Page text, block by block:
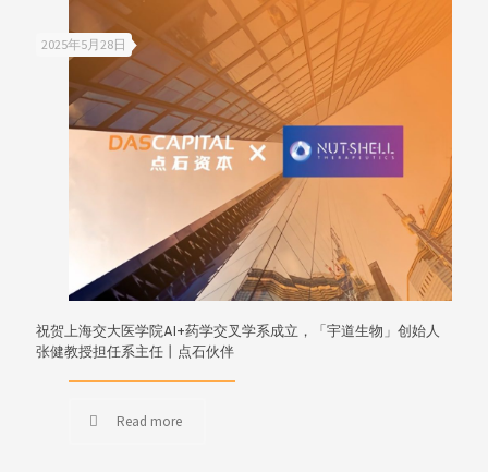
2025年5月28日
祝贺上海交大医学院AI+药学交叉学系成立，「宇道生物」创始人
张健教授担任系主任丨点石伙伴
Read more